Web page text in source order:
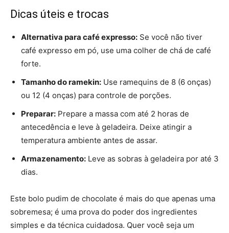
Dicas úteis e trocas
Alternativa para café expresso: Se você não tiver
café expresso em pó, use uma colher de chá de café
forte.
Tamanho do ramekin: Use ramequins de 8 (6 onças)
ou 12 (4 onças) para controle de porções.
Preparar: Prepare a massa com até 2 horas de
antecedência e leve à geladeira. Deixe atingir a
temperatura ambiente antes de assar.
Armazenamento: Leve as sobras à geladeira por até 3
dias.
Este bolo pudim de chocolate é mais do que apenas uma
sobremesa; é uma prova do poder dos ingredientes
simples e da técnica cuidadosa. Quer você seja um